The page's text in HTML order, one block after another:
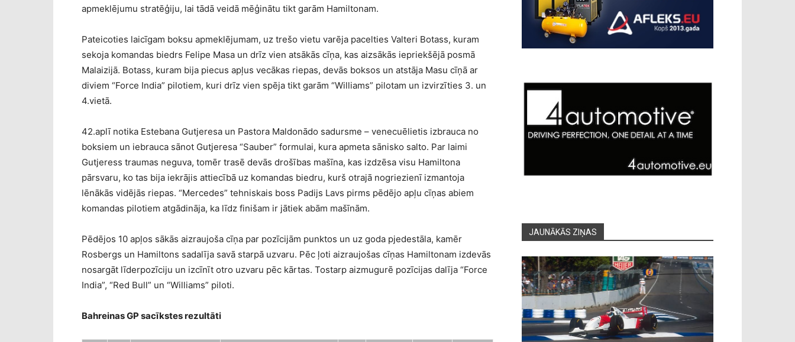
apmeklējumu stratēģiju, lai tādā veidā mēģinātu tikt garām Hamiltonam.
Pateicoties laicīgam boksu apmeklējumam, uz trešo vietu varēja pacelties Valteri Botass, kuram
sekoja komandas biedrs Felipe Masa un drīz vien atsākās cīņa, kas aizsākās iepriekšējā posmā
Malaizijā. Botass, kuram bija piecus apļus vecākas riepas, devās boksos un atstāja Masu cīņā ar
diviem “Force India” pilotiem, kuri drīz vien spēja tikt garām “Williams” pilotam un izvirzīties 3. un
4.vietā.
42.aplī notika Estebana Gutjeresa un Pastora Maldonādo sadursme – venecuēlietis izbrauca no
boksiem un iebrauca sānot Gutjeresa “Sauber” formulai, kura apmeta sānisko salto. Par laimi
Gutjeress traumas neguva, tomēr trasē devās drošības mašīna, kas izdzēsa visu Hamiltona
pārsvaru, ko tas bija iekrājis attiecībā uz komandas biedru, kurš otrajā nogriezienī izmantoja
lēnākās vidējās riepas. “Mercedes” tehniskais boss Padijs Lavs pirms pēdējo apļu cīņas abiem
komandas pilotiem atgādināja, ka līdz finišam ir jātiek abām mašīnām.
Pēdējos 10 apļos sākās aizraujoša cīņa par pozīcijām punktos un uz goda pjedestāla, kamēr
Rosbergs un Hamiltons sadalīja savā starpā uzvaru. Pēc ļoti aizraujošas cīņas Hamiltonam izdevās
nosargāt līderpozīciju un izcīnīt otro uzvaru pēc kārtas. Tostarp aizmugurē pozīcijas dalīja “Force
India”, “Red Bull” un “Williams” piloti.
Bahreinas GP sacīkstes rezultāti
JAUNĀKĀS ZIŅAS